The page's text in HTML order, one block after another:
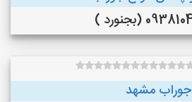
(بجنورد )
جوراب مشهد